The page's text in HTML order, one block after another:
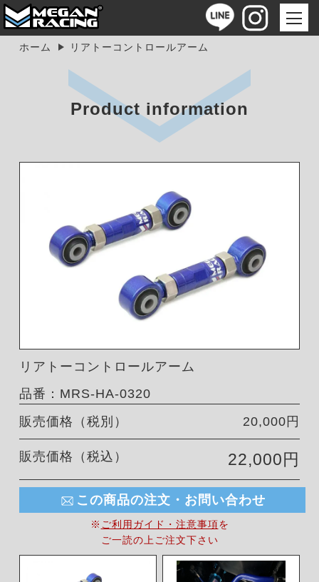
ホーム リアトーコントロールアーム
Product information
リアトーコントロールアーム
品番：MRS-HA-0320
販売価格（税別）
20,000円
販売価格（税込） 22,000円
この商品の注文・お問い合わせ
※ ご利用ガイド・注意事項を
ご一読の上ご注文下さい